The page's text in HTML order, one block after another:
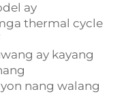
ay
thermal cycle
ay kayang
nang walang